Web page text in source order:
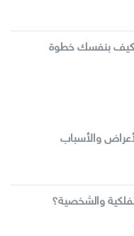
بنفسك خطوة
والأسباب
والشخصية؟